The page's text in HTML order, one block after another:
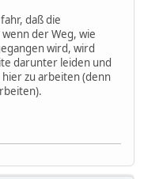
daß die
der Weg, wie
wird, wird
darunter leiden und
zu arbeiten (denn